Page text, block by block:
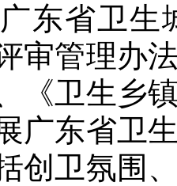
东省卫生
审管理办
《卫生乡
广东省卫
创卫氛围